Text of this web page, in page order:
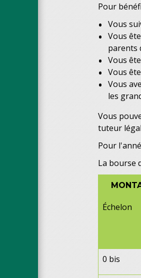
Pour
Vous
Vous
parents
Vous
Vous
Vous
les
Vous
tuteur
Pour
La bourse
Échelon
0 bis